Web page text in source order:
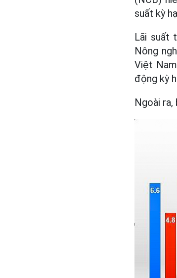
suất kỳ
Lãi suất
Nông
Việt
động kỳ
Ngoài